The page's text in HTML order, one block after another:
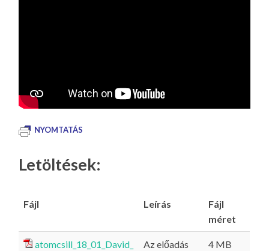
NYOMTATÁS
Letöltések:
Fájl Leírás
Fájl
méret
atomcsill_18_01_David_
Az előadás
4 MB